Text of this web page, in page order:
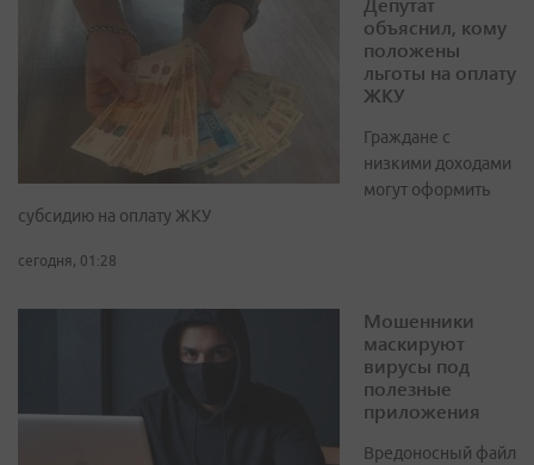
объяснил, кому
положены
льготы на оплату
ЖКУ
Граждане с
низкими доходами
могут оформить
субсидию на оплату ЖКУ
сегодня, 01:28
Мошенники
маскируют
вирусы под
полезные
приложения
Вредоносный файл